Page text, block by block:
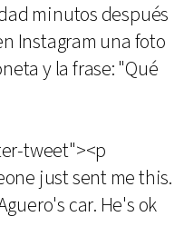
minutos después
Instagram una foto
y la frase: "Qué
tweet"><p
just sent me this.
car. He's ok